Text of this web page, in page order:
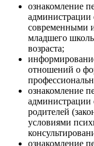
ознакомление
администрации
современными
младшего
возраста;
отношений о
ознакомление
администрации
родителей
условиями
ознакомление